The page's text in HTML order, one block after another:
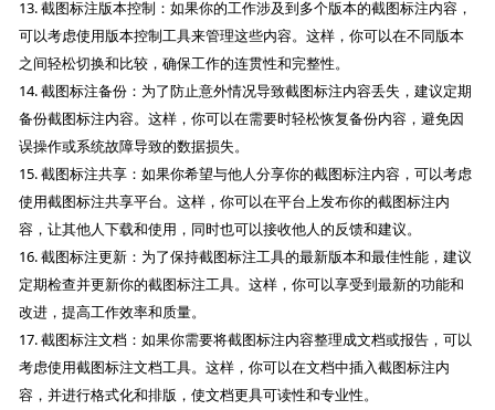
13. 截图标注版本控制：如果你的工作涉及到多个版本的截图标注内容，
可以考虑使用版本控制工具来管理这些内容。这样，你可以在不同版本
之间轻松切换和比较，确保工作的连贯性和完整性。
14. 截图标注备份：为了防止意外情况导致截图标注内容丢失，建议定期
备份截图标注内容。这样，你可以在需要时轻松恢复备份内容，避免因
误操作或系统故障导致的数据损失。
15. 截图标注共享：如果你希望与他人分享你的截图标注内容，可以考虑
使用截图标注共享平台。这样，你可以在平台上发布你的截图标注内
容，让其他人下载和使用，同时也可以接收他人的反馈和建议。
16. 截图标注更新：为了保持截图标注工具的最新版本和最佳性能，建议
定期检查并更新你的截图标注工具。这样，你可以享受到最新的功能和
改进，提高工作效率和质量。
17. 截图标注文档：如果你需要将截图标注内容整理成文档或报告，可以
考虑使用截图标注文档工具。这样，你可以在文档中插入截图标注内
容，并进行格式化和排版，使文档更具可读性和专业性。